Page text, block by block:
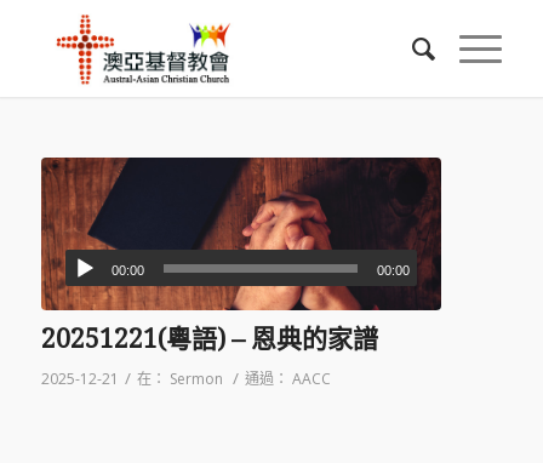
00:00 00:00
20251221(粵語) – 恩典的家譜
2025-12-21 / 在： Sermon / 通過： AACC